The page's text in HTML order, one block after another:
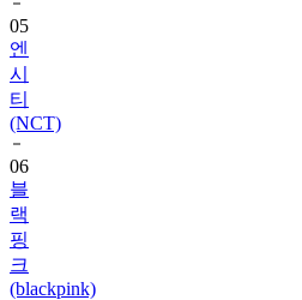
05
엔
시
티
(NCT)
06
블
랙
핑
크
(blackpink)